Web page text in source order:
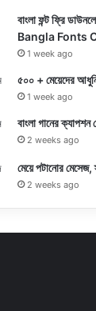
বাংলা ফন্ট ফ্রি
Bangla Fonts
1 week ago
৫০০ + মেয়েদের
1 week ago
বাংলা গানের
2 weeks ago
মেয়ে পটানোর মেসেজ,
2 weeks ago